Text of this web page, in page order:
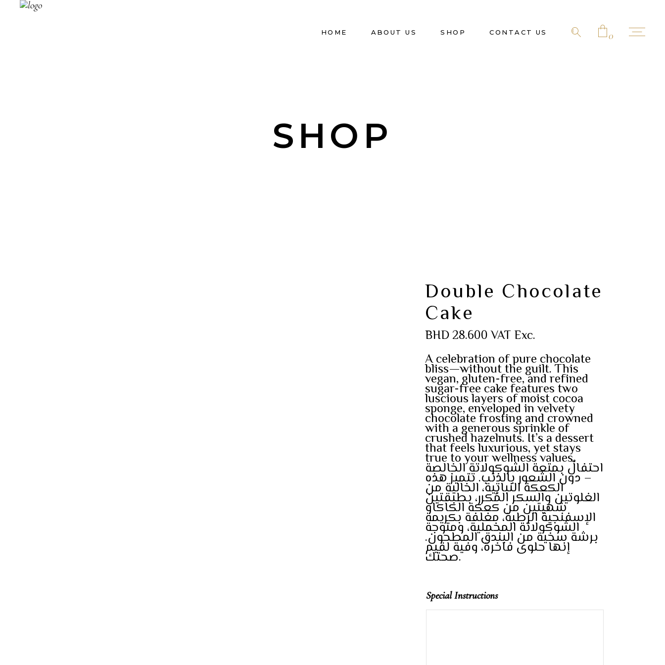
HOME ABOUT US SHOP CONTACT US 0
SHOP
Double Chocolate
Cake
BHD28.600VAT Exc.
A celebration of pure chocolate
bliss—without the guilt. This
vegan, gluten-free, and refined
sugar-free cake features two
luscious layers of moist cocoa
sponge, enveloped in velvety
chocolate frosting and crowned
with a generous sprinkle of
crushed hazelnuts. It’s a dessert
that feels luxurious, yet stays
true to your wellness values.
احتفالٌ بمتعة الشوكولاتة الخالصة
– دون الشعور بالذنب. تتميز هذه
الكعكة النباتية، الخالية من
الغلوتين والسكر المُكرر، بطبقتين
شهيتين من كعكة الكاكاو
الإسفنجية الرطبة، مغلفة بكريمة
الشوكولاتة المخملية، ومتوجة
برشة سخية من البندق المطحون.
إنها حلوى فاخرة، وفية لقيم
صحتك.
Special Instructions